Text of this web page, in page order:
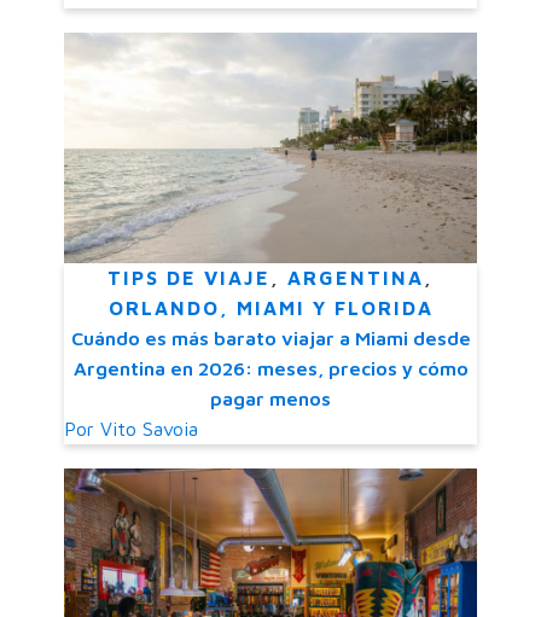
TIPS DE VIAJE ARGENTINA
ORLANDO, MIAMI Y FLORIDA
Cuándo es más barato viajar a Miami desde
Argentina en 2026: meses, precios y cómo
pagar menos
Por Vito Savoia